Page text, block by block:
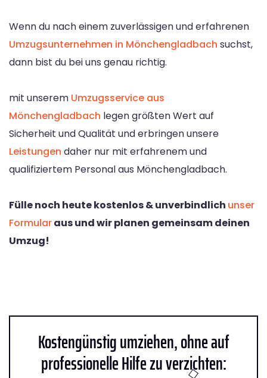
Wenn du nach einem zuverlässigen und erfahrenen
Umzugsunternehmen in Mönchengladbach suchst,
dann bist du bei uns genau richtig.
mit unserem Umzugsservice aus
Mönchengladbach legen größten Wert auf
Sicherheit und Qualität und erbringen unsere
Leistungen daher nur mit erfahrenem und
qualifiziertem Personal aus Mönchengladbach.
Fülle noch heute kostenlos & unverbindlich unser
Formularaus und wir planen gemeinsam deinen
Umzug!
Kostengünstig umziehen, ohne auf
professionelle Hilfe zu verzichten: